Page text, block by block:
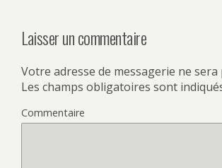
Laisser un commentaire
Votre adresse de messagerie ne sera
Les champs obligatoires sont
Commentaire